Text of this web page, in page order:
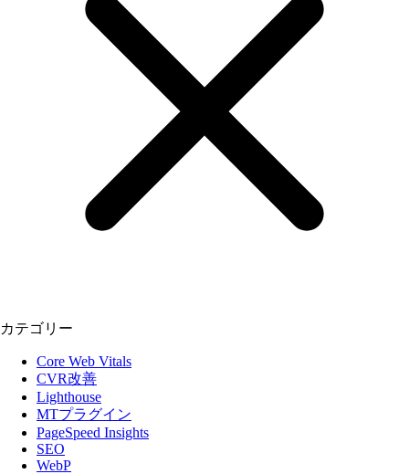
カテゴリー
Core Web Vitals
CVR改善
Lighthouse
MTプラグイン
PageSpeed Insights
SEO
WebP